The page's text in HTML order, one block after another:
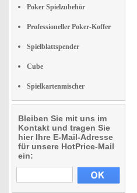
Poker Spielzubehör
Professioneller Poker-Koffer
Spielblattspender
Cube
Spielkartenmischer
Bleiben Sie mit uns im
Kontakt und tragen Sie
hier Ihre E-Mail-Adresse
für unsere HotPrice-Mail
ein: